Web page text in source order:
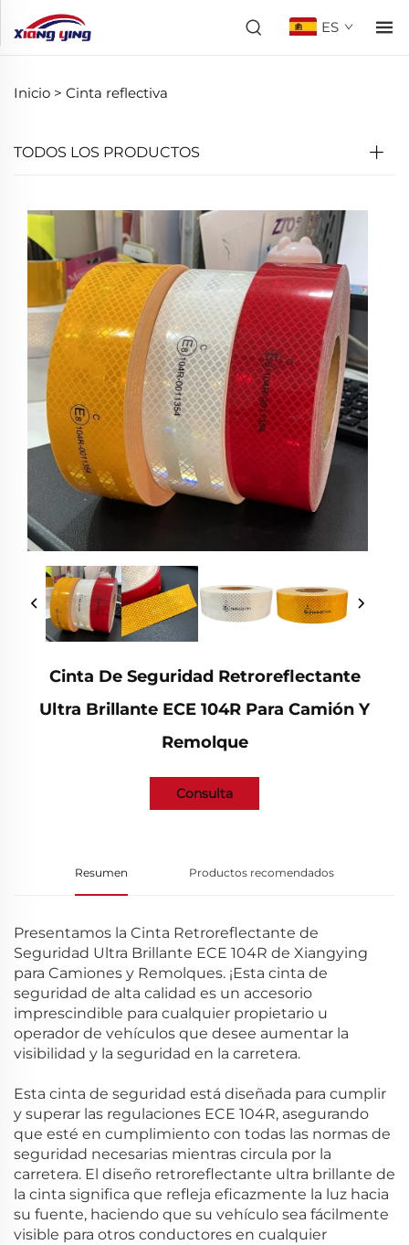
ES
Inicio > Cinta reflectiva
TODOS LOS PRODUCTOS
Cinta De Seguridad Retroreflectante
Ultra Brillante ECE 104R Para Camión Y
Remolque
Consulta
Resumen Productos recomendados
Presentamos la Cinta Retroreflectante de
Seguridad Ultra Brillante ECE 104R de Xiangying
para Camiones y Remolques. ¡Esta cinta de
seguridad de alta calidad es un accesorio
imprescindible para cualquier propietario u
operador de vehículos que desee aumentar la
visibilidad y la seguridad en la carretera.
Esta cinta de seguridad está diseñada para cumplir
y superar las regulaciones ECE 104R, asegurando
que esté en cumplimiento con todas las normas de
seguridad necesarias mientras circula por la
carretera. El diseño retroreflectante ultra brillante de
la cinta significa que refleja eficazmente la luz hacia
su fuente, haciendo que su vehículo sea fácilmente
visible para otros conductores en cualquier